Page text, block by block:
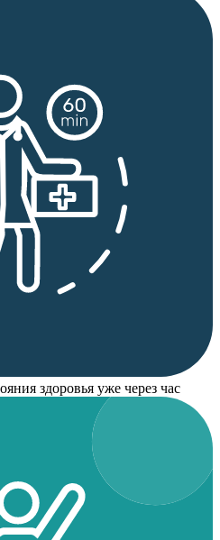
здоровья уже через час